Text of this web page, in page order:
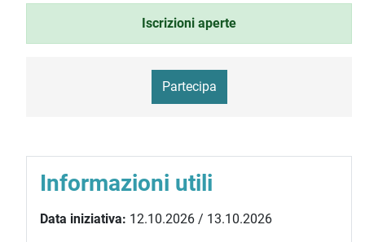
Iscrizioni aperte
Partecipa
Informazioni utili
Data iniziativa: 12.10.2026 / 13.10.2026